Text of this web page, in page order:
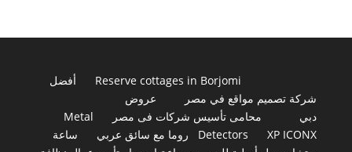
Reserve cottages in Borjomi
أفضل
شركة تصميم مواقع في مصر
عروض
دبي
محامى تأسيس شركات فى مصر
Metal
Detectors
XP ICONX روما مع سائق عربي
ساعة